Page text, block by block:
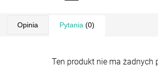
Opinia Pytania (0)
Ten produkt nie ma żadnych